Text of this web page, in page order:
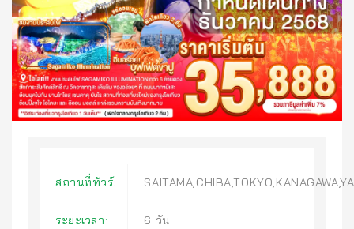
สถานที่ทัวร์:
ระยะเวลา: 6 วัน